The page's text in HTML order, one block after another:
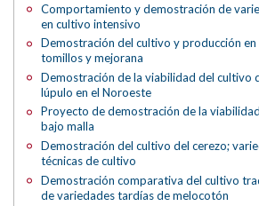
Comportamiento y demostración de
en cultivo intensivo
Demostración del cultivo y producción en
tomillos y mejorana
Demostración de la viabilidad del cultivo
lúpulo en el Noroeste
Proyecto de demostración de la
bajo malla
Demostración del cultivo del cerezo;
técnicas de cultivo
Demostración comparativa del cultivo
de variedades tardías de melocotón